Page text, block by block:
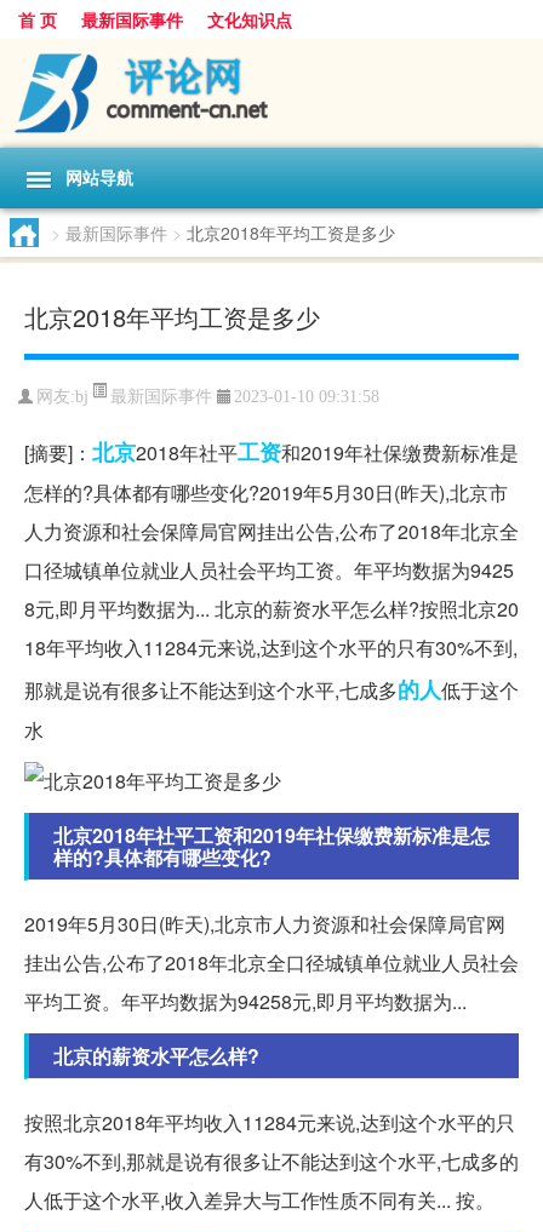
首 页 最新国际事件 文化知识点
网站导航
> 最新国际事件 > 北京2018年平均工资是多少
北京2018年平均工资是多少
网友:bj 最新国际事件 2023-01-10 09:31:58
[摘要]： 北京2018年社平工资和2019年社保缴费新标准是
怎样的?具体都有哪些变化?2019年5月30日(昨天),北京市
人力资源和社会保障局官网挂出公告,公布了2018年北京全
口径城镇单位就业人员社会平均工资。年平均数据为9425
8元,即月平均数据为... 北京的薪资水平怎么样?按照北京20
18年平均收入11284元来说,达到这个水平的只有30%不到,
那就是说有很多让不能达到这个水平,七成多的人低于这个
水
北京2018年社平工资和2019年社保缴费新标准是怎
样的?具体都有哪些变化?
2019年5月30日(昨天),北京市人力资源和社会保障局官网
挂出公告,公布了2018年北京全口径城镇单位就业人员社会
平均工资。年平均数据为94258元,即月平均数据为...
北京的薪资水平怎么样?
按照北京2018年平均收入11284元来说,达到这个水平的只
有30%不到,那就是说有很多让不能达到这个水平,七成多的
人低于这个水平,收入差异大与工作性质不同有关... 按。